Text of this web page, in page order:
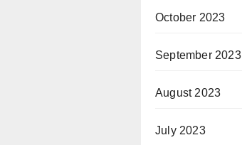
October 2023
September 2023
August 2023
July 2023